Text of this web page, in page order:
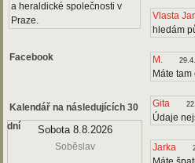
a heraldické společnosti v
Praze.
Facebook
Kalendář na následujících 30
dní
Sobota 8.8.2026
Soběslav
Vlasta
hledám
M.
Máte
Gita
Údaje
Jarka